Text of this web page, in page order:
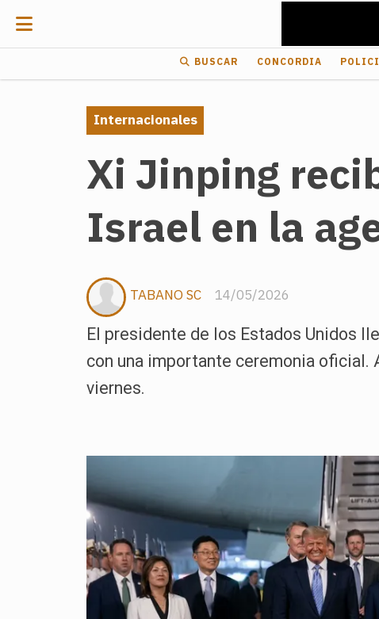
BUSCAR CONCORDIA
Xi Jinping
Israel en la
El presidente de los Estados Unidos
con una importante ceremonia oficial.
viernes.
Internacionales
14/05/2026
TABANO SC